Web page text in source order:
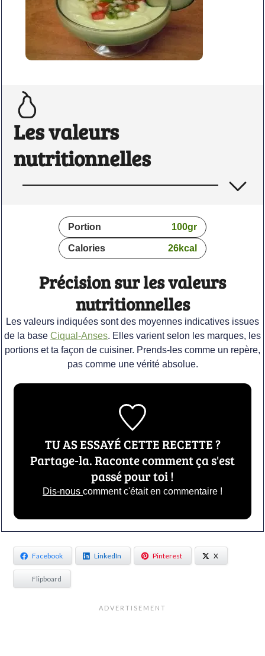
Les valeurs
nutritionnelles
Portion 100gr
Calories 26kcal
Précision sur les valeurs
nutritionnelles
Les valeurs indiquées sont des moyennes indicatives issues
de la base Ciqual-Anses. Elles varient selon les marques, les
portions et ta façon de cuisiner. Prends-les comme un repère,
pas comme une vérité absolue.
TU AS ESSAYÉ CETTE RECETTE ?
Partage-la. Raconte comment ça s'est
passé pour toi !
Dis-nous comment c'était en commentaire !
Facebook LinkedIn Pinterest X
Flipboard